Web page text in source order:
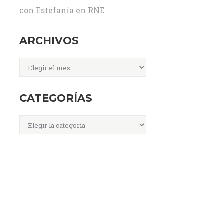
con Estefanía en RNE
ARCHIVOS
Archivos
CATEGORÍAS
Categorías